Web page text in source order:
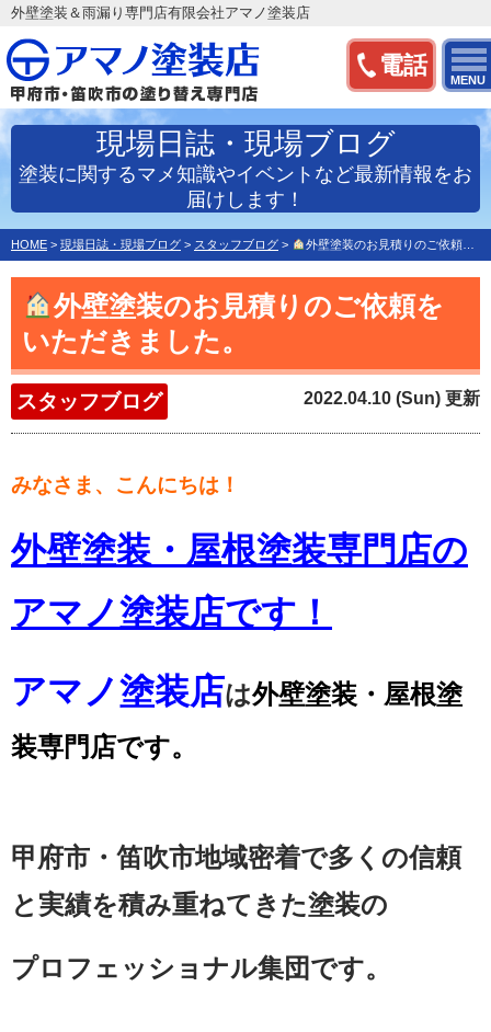
電話
MENU
外壁塗装＆雨漏り専門店有限会社アマノ塗装店
現場日誌・現場ブログ
塗装に関するマメ知識やイベントなど最新情報をお
届けします！
HOME > 現場日誌・現場ブログ > スタッフブログ > 外壁塗装のお見積りのご依頼をいただきました。
外壁塗装のお見積りのご依頼を
いただきました。
スタッフブログ 2022.04.10 (Sun) 更新
みなさま、こんにちは！
外壁塗装・屋根塗装専門店の
アマノ塗装店です！
アマノ塗装店は外壁塗装・屋根塗
装専門店です。
甲府市・笛吹市地域密着で多くの信頼
と実績を積み重ねてきた塗装の
プロフェッショナル集団です。